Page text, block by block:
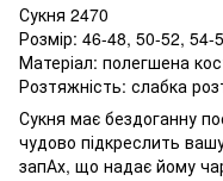
Сукня 2470
Розмір: 46-48, 50-52,
Матеріал: полегшена
Розтяжність: слабка
Сукня має бездоганну
чудово підкреслить
запАх, що надає йому